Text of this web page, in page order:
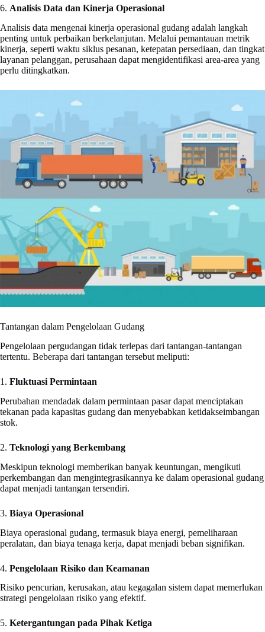
6. Analisis Data dan Kinerja Operasional
Analisis data mengenai kinerja operasional gudang adalah langkah
penting untuk perbaikan berkelanjutan. Melalui pemantauan metrik
kinerja, seperti waktu siklus pesanan, ketepatan persediaan, dan tingkat
layanan pelanggan, perusahaan dapat mengidentifikasi area-area yang
perlu ditingkatkan.
Tantangan dalam Pengelolaan Gudang
Pengelolaan pergudangan tidak terlepas dari tantangan-tantangan
tertentu. Beberapa dari tantangan tersebut meliputi:
1. Fluktuasi Permintaan
Perubahan mendadak dalam permintaan pasar dapat menciptakan
tekanan pada kapasitas gudang dan menyebabkan ketidakseimbangan
stok.
2. Teknologi yang Berkembang
Meskipun teknologi memberikan banyak keuntungan, mengikuti
perkembangan dan mengintegrasikannya ke dalam operasional gudang
dapat menjadi tantangan tersendiri.
3. Biaya Operasional
Biaya operasional gudang, termasuk biaya energi, pemeliharaan
peralatan, dan biaya tenaga kerja, dapat menjadi beban signifikan.
4. Pengelolaan Risiko dan Keamanan
Risiko pencurian, kerusakan, atau kegagalan sistem dapat memerlukan
strategi pengelolaan risiko yang efektif.
5. Ketergantungan pada Pihak Ketiga